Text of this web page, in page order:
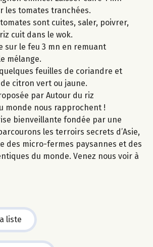
les tomates tranchées.
sont cuites, saler, poivrer,
cuit dans le wok.
sur le feu 3 mn en remuant
mélange.
feuilles de coriandre et
citron vert ou jaune.
par Autour du riz
monde nous rapprochent !
bienveillante fondée par une
les terroirs secrets d’Asie,
des micro-fermes paysannes et des
du monde. Venez nous voir à
liste